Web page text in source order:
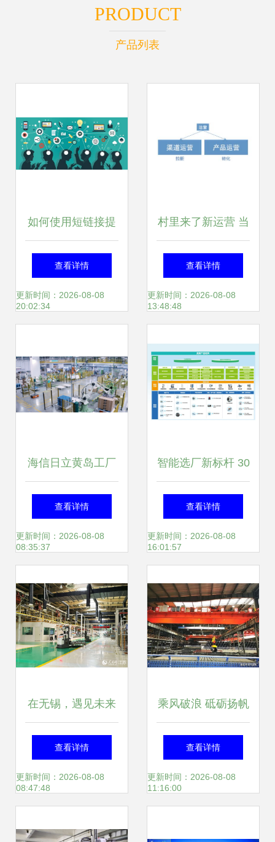
PRODUCT
产品列表
如何使用短链接提
高App下载量 玩转
App运营的关键策
查看详情
更新时间：2026-08-08
20:02:34
村里来了新运营 当
女村官踏入互联网
浪潮
查看详情
更新时间：2026-08-08
13:48:48
海信日立黄岛工厂
全球空调业首座“可
持续灯塔”，照亮中
查看详情
更新时间：2026-08-08
08:35:37
智能选厂新标杆 30
人高效运营120万
吨选煤厂的集约化
查看详情
更新时间：2026-08-08
16:01:57
在无锡，遇见未来
探秘超级工厂的智
能运营新篇章
查看详情
更新时间：2026-08-08
08:47:48
乘风破浪 砥砺扬帆
再前行 陕钢龙钢的
运营新篇章
查看详情
更新时间：2026-08-08
11:16:00